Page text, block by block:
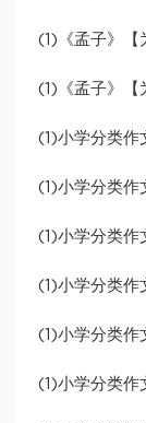
(1)《孟子》【
(1)《孟子》【
(1)小学分类作
(1)小学分类作
(1)小学分类作
(1)小学分类作
(1)小学分类作
(1)小学分类作